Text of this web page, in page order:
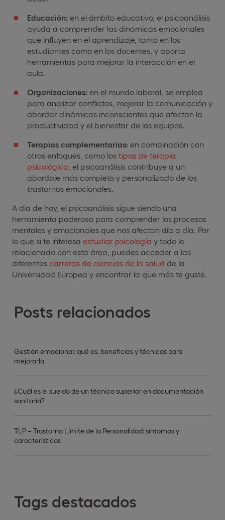
Posts relacionados
Gestión emocional: qué es, beneficios y técnicas para
mejorarla
¿Cuál es el sueldo de un técnico superior en documentación
sanitaria?
TLP – Trastorno Límite de la Personalidad: síntomas y
características
Tags destacados
Educación: en el ámbito educativo, el psicoanálisis
ayuda a comprender las dinámicas emocionales
que influyen en el aprendizaje, tanto en los
estudiantes como en los docentes, y aporta
herramientas para mejorar la interacción en el
aula.
Organizaciones: en el mundo laboral, se emplea
para analizar conflictos, mejorar la comunicación y
abordar dinámicas inconscientes que afectan la
productividad y el bienestar de los equipos.
Terapias complementarias: en combinación con
otros enfoques, como los tipos de terapia
psicológica , el psicoanálisis contribuye a un
abordaje más completo y personalizado de los
trastornos emocionales.
A día de hoy, el psicoanálisis sigue siendo una
herramienta poderosa para comprender los procesos
mentales y emocionales que nos afectan día a día. Por
lo que si te interesa estudiar psicología y todo lo
relacionado con esta área, puedes acceder a las
diferentes carreras de ciencias de la salud de la
Universidad Europea y encontrar la que más te guste.